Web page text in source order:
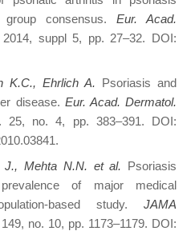
consensus. Eur. Acad.
suppl 5, pp. 27–32. DOI:
K.C., Ehrlich A. Psoriasis and
disease. Eur. Acad. Dermatol.
25, no. 4, pp. 383–391. DOI:
J., Mehta N.N. et al. Psoriasis
of major medical
based study. JAMA
no. 10, pp. 1173–1179. DOI: